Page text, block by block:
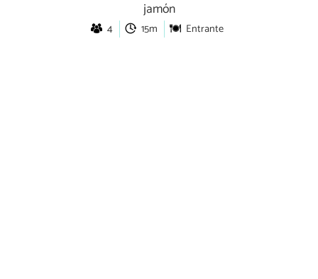
jamón
4 15m Entrante